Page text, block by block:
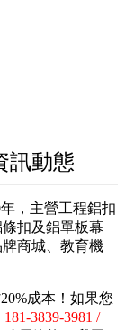
訊動態
，主營工程鋁扣
扣及鋁單板幕
商城、教育機
成本！如果您
181-3839-3981 /